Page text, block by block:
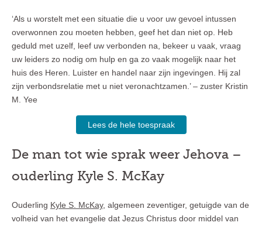
‘Als u worstelt met een situatie die u voor uw gevoel intussen
overwonnen zou moeten hebben, geef het dan niet op. Heb
geduld met uzelf, leef uw verbonden na, bekeer u vaak, vraag
uw leiders zo nodig om hulp en ga zo vaak mogelijk naar het
huis des Heren. Luister en handel naar zijn ingevingen. Hij zal
zijn verbondsrelatie met u niet veronachtzamen.’ – zuster Kristin
M. Yee
Lees de hele toespraak
De man tot wie sprak weer Jehova –
ouderling Kyle S. McKay
Ouderling Kyle S. McKay, algemeen zeventiger, getuigde van de
volheid van het evangelie dat Jezus Christus door middel van